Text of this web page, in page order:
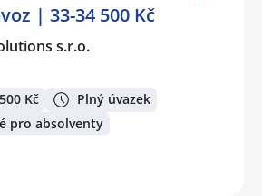
| 33-34 500 Kč
s.r.o.
Kč
Plný úvazek
pro absolventy